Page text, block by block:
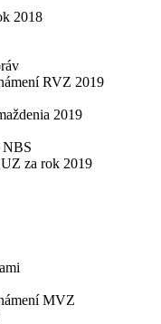
2018
RVZ 2019
2019
NBS
za rok 2019
MVZ